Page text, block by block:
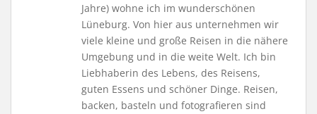
Jahre) wohne ich im wunderschönen
Lüneburg. Von hier aus unternehmen wir
viele kleine und große Reisen in die nähere
Umgebung und in die weite Welt. Ich bin
Liebhaberin des Lebens, des Reisens,
guten Essens und schöner Dinge. Reisen,
backen, basteln und fotografieren sind